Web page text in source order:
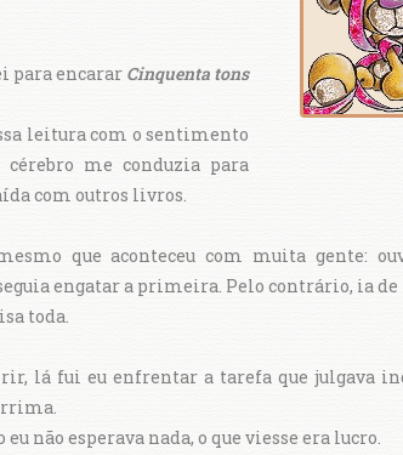
para encarar Cinquenta tons
leitura com o sentimento
me conduzia para
com outros livros.
que aconteceu com muita gente:
engatar a primeira. Pelo contrário, ia de
toda.
lá fui eu enfrentar a tarefa que julgava
não esperava nada, o que viesse era lucro.